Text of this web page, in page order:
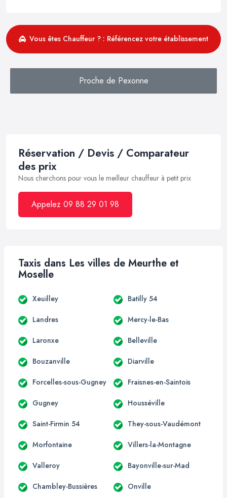
Vous êtes Chauffeur ? : Référencez votre établissement
Proche de Pexonne
Réservation / Devis / Comparateur
des prix
Nous cherchons pour vous le meilleur chauffeur à petit prix
Appelez 09 88 29 01 98
Taxis dans Les villes de Meurthe et
Moselle
Xeuilley Batilly 54
Landres Mercy-le-Bas
Laronxe Belleville
Bouzanville Diarville
Forcelles-sous-Gugney Fraisnes-en-Saintois
Gugney Housséville
Saint-Firmin 54 They-sous-Vaudémont
Morfontaine Villers-la-Montagne
Valleroy Bayonville-sur-Mad
Chambley-Bussières Onville